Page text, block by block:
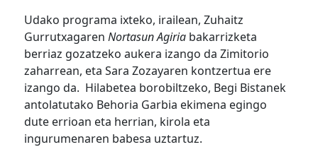
Udako programa ixteko, irailean, Zuhaitz
GurrutxagarenNortasun Agiria bakarrizketa
berriaz gozatzeko aukera izango da Zimitorio
zaharrean, eta Sara Zozayaren kontzertua ere
izango da. Hilabetea borobiltzeko, Begi Bistanek
antolatutako Behoria Garbia ekimena egingo
dute errioan eta herrian, kirola eta
ingurumenaren babesa uztartuz.